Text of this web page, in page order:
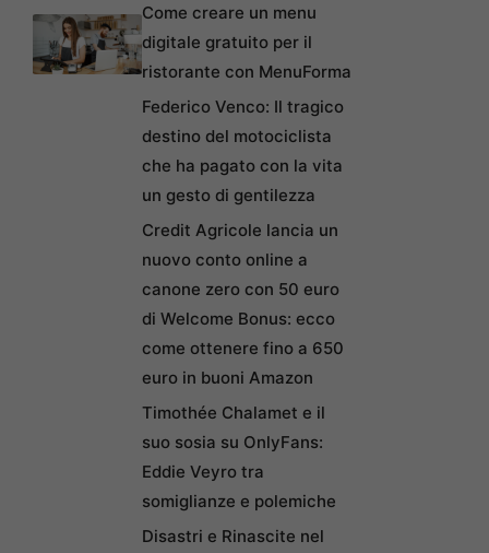
Come creare un menu
digitale gratuito per il
ristorante con MenuForma
Federico Venco: Il tragico
destino del motociclista
che ha pagato con la vita
un gesto di gentilezza
Credit Agricole lancia un
nuovo conto online a
canone zero con 50 euro
di Welcome Bonus: ecco
come ottenere fino a 650
euro in buoni Amazon
Timothée Chalamet e il
suo sosia su OnlyFans:
Eddie Veyro tra
somiglianze e polemiche
Disastri e Rinascite nel